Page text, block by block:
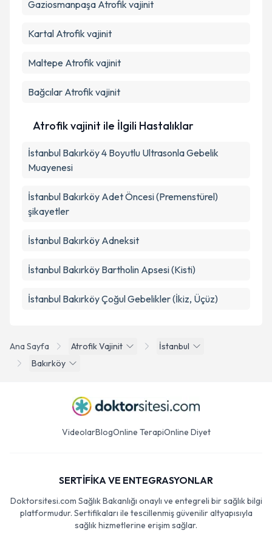
Ana Sayfa Atrofik Vajinit
İstanbul
Bakırköy
Gaziosmanpaşa Atrofik vajinit
Kartal Atrofik vajinit
Maltepe Atrofik vajinit
Bağcılar Atrofik vajinit
Atrofik vajinit ile İlgili Hastalıklar
İstanbul Bakırköy 4 Boyutlu Ultrasonla Gebelik
Muayenesi
İstanbul Bakırköy Adet Öncesi (Premenstürel)
şikayetler
İstanbul Bakırköy Adneksit
İstanbul Bakırköy Bartholin Apsesi (Kisti)
İstanbul Bakırköy Çoğul Gebelikler (İkiz, Üçüz)
VideolarBlogOnline TerapiOnline Diyet
SERTİFİKA VE ENTEGRASYONLAR
Doktorsitesi.com Sağlık Bakanlığı onaylı ve entegreli bir sağlık bilgi
platformudur. Sertifikaları ile tescillenmiş güvenilir altyapısıyla
sağlık hizmetlerine erişim sağlar.